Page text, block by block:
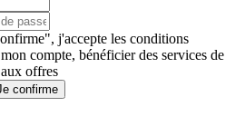
j'accepte les conditions
compte, bénéficier des services de
offres
confirme